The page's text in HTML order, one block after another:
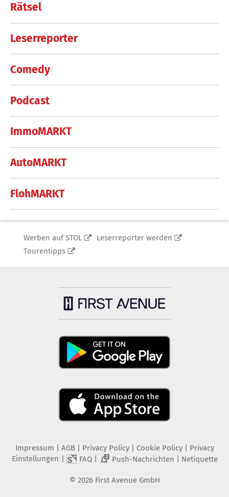
Rätsel
Leserreporter
Comedy
Podcast
ImmoMARKT
AutoMARKT
FlohMARKT
Werben auf STOL
Leserreporter werden
Tourentipps
Impressum | AGB | Privacy Policy| Cookie Policy| Privacy
Einstellungen | FAQ| 2 Push-Nachrichten | Netiquette
© 2026 First Avenue GmbH